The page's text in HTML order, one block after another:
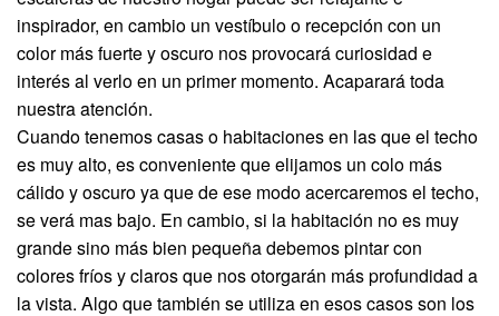
inspirador, en cambio un vestíbulo o recepción con un
color más fuerte y oscuro nos provocará curiosidad e
interés al verlo en un primer momento. Acaparará toda
nuestra atención.
Cuando tenemos casas o habitaciones en las que el techo
es muy alto, es conveniente que elijamos un colo más
cálido y oscuro ya que de ese modo acercaremos el techo,
se verá mas bajo. En cambio, si la habitación no es muy
grande sino más bien pequeña debemos pintar con
colores fríos y claros que nos otorgarán más profundidad a
la vista. Algo que también se utiliza en esos casos son los